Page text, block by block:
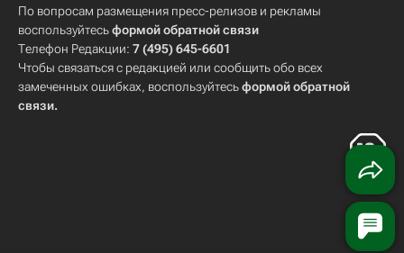
По вопросам размещения пресс-релизов и рекламы
воспользуйтесьформой обратной связи
Телефон Редакции: 7 (495) 645-6601
Чтобы связаться с редакцией или сообщить обо всех
замеченных ошибках, воспользуйтесьформой обратной
связи.